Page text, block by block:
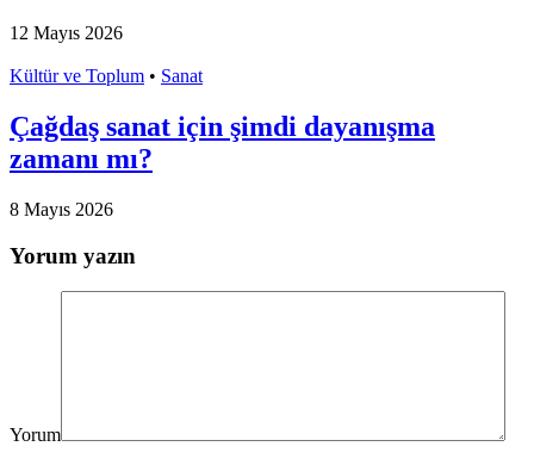
12 Mayıs 2026
Kültür ve Toplum • Sanat
Çağdaş sanat için şimdi dayanışma
zamanı mı?
8 Mayıs 2026
Yorum yazın
Yorum